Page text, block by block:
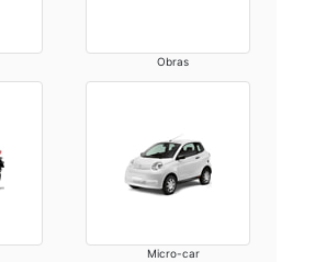
Obras
Micro-car